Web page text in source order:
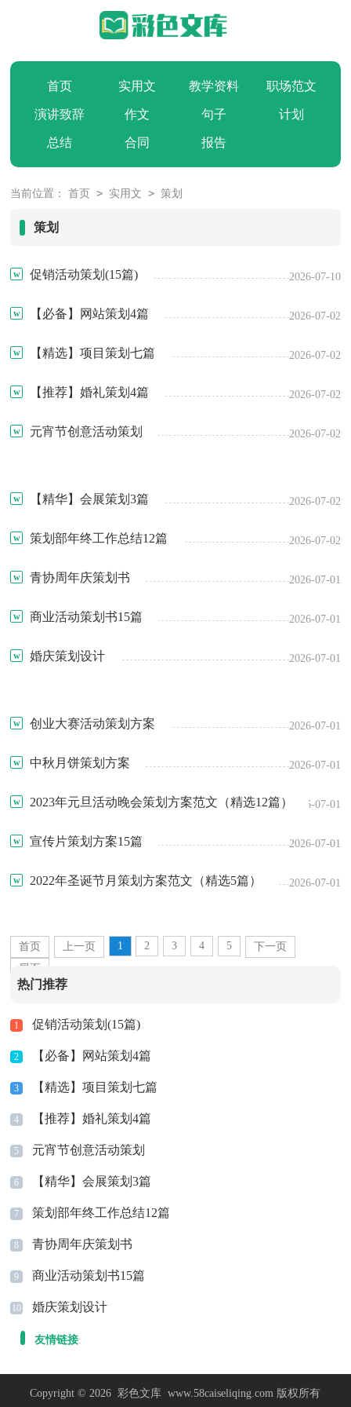
首页 实用文 教学资料 职场范文
演讲致辞 作文 句子 计划
总结 合同 报告
当前位置： 首页 > 实用文 > 策划
策划
促销活动策划(15篇) 2026-07-10
【必备】网站策划4篇 2026-07-02
【精选】项目策划七篇 2026-07-02
【推荐】婚礼策划4篇 2026-07-02
元宵节创意活动策划 2026-07-02
【精华】会展策划3篇 2026-07-02
策划部年终工作总结12篇 2026-07-02
青协周年庆策划书 2026-07-01
商业活动策划书15篇 2026-07-01
婚庆策划设计 2026-07-01
创业大赛活动策划方案 2026-07-01
中秋月饼策划方案 2026-07-01
2023年元旦活动晚会策划方案范文（精选12篇） 2026-07-01
宣传片策划方案15篇 2026-07-01
2022年圣诞节月策划方案范文（精选5篇） 2026-07-01
首页 上一页 1 2 3 4 5
下一页
尾页
热门推荐
1 促销活动策划(15篇)
2 【必备】网站策划4篇
3 【精选】项目策划七篇
4 【推荐】婚礼策划4篇
5 元宵节创意活动策划
6 【精华】会展策划3篇
7 策划部年终工作总结12篇
8 青协周年庆策划书
9 商业活动策划书15篇
10 婚庆策划设计
友情链接:
Copyright © 2026 彩色文库 www.58caiseliqing.com 版权所有